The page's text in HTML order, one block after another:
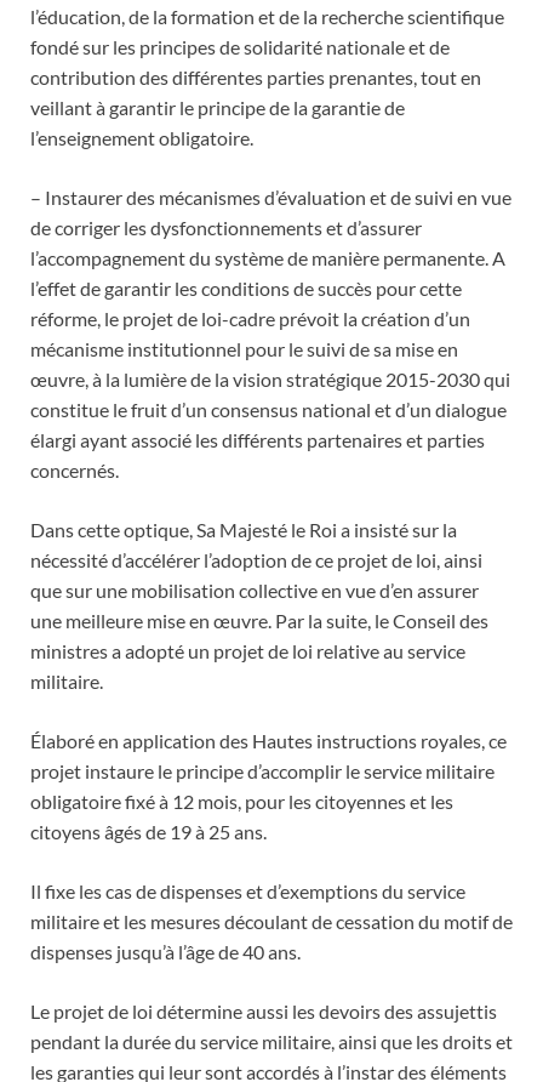
l’éducation, de la formation et de la recherche scientifique
fondé sur les principes de solidarité nationale et de
contribution des différentes parties prenantes, tout en
veillant à garantir le principe de la garantie de
l’enseignement obligatoire.
– Instaurer des mécanismes d’évaluation et de suivi en vue
de corriger les dysfonctionnements et d’assurer
l’accompagnement du système de manière permanente. A
l’effet de garantir les conditions de succès pour cette
réforme, le projet de loi-cadre prévoit la création d’un
mécanisme institutionnel pour le suivi de sa mise en
œuvre, à la lumière de la vision stratégique 2015-2030 qui
constitue le fruit d’un consensus national et d’un dialogue
élargi ayant associé les différents partenaires et parties
concernés.
Dans cette optique, Sa Majesté le Roi a insisté sur la
nécessité d’accélérer l’adoption de ce projet de loi, ainsi
que sur une mobilisation collective en vue d’en assurer
une meilleure mise en œuvre. Par la suite, le Conseil des
ministres a adopté un projet de loi relative au service
militaire.
Élaboré en application des Hautes instructions royales, ce
projet instaure le principe d’accomplir le service militaire
obligatoire fixé à 12 mois, pour les citoyennes et les
citoyens âgés de 19 à 25 ans.
Il fixe les cas de dispenses et d’exemptions du service
militaire et les mesures découlant de cessation du motif de
dispenses jusqu’à l’âge de 40 ans.
Le projet de loi détermine aussi les devoirs des assujettis
pendant la durée du service militaire, ainsi que les droits et
les garanties qui leur sont accordés à l’instar des éléments